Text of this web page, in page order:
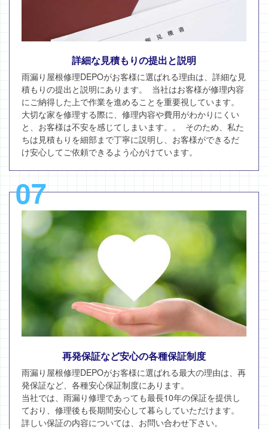
詳細な見積もりの提出と説明
雨漏り屋根修理DEPOがお客様に選ばれる理由は、詳細な見
積もりの提出と説明にあります。 当社はお客様が修理内容
にご納得した上で作業を進めることを重要視しています。
大切な家を修理する際に、修理内容や費用がわかりにくい
と、お客様は不安を感じてしまいます。。 そのため、私た
ちは見積もりを細部まで丁寧に説明し、お客様ができるだ
け安心してご依頼できるよう心がけています。
07
再発保証など安心の各種保証制度
雨漏り屋根修理DEPOがお客様に選ばれる最大の理由は、再
発保証など、各種安心保証制度にあります。
当社では、雨漏り修理であっても最長10年の保証を提供し
ており、修理後も長期間安心して暮らしていただけます。
詳しい保証の内容については、お問い合わせ下さい。